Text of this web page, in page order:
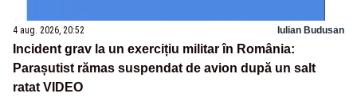
4 aug. 2026, 20:52 Iulian Budusan
Incident grav la un exercițiu militar în România:
Parașutist rămas suspendat de avion după un salt
ratat VIDEO